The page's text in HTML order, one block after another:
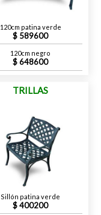
120cm patina verde
589600
120cm negro
648600
TRILLAS
Sillón patina verde
400200